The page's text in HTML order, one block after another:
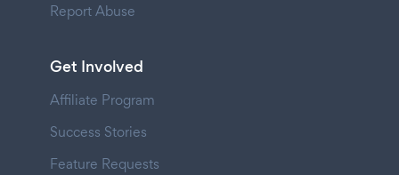
Report Abuse
Get Involved
Affiliate Program
Success Stories
Feature Requests